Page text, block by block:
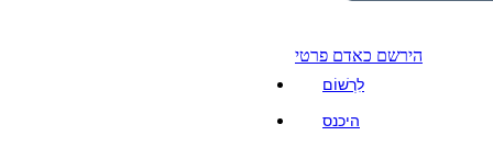
הירשם כאדם פרטי
לִרְשׁוֹם
היכנס